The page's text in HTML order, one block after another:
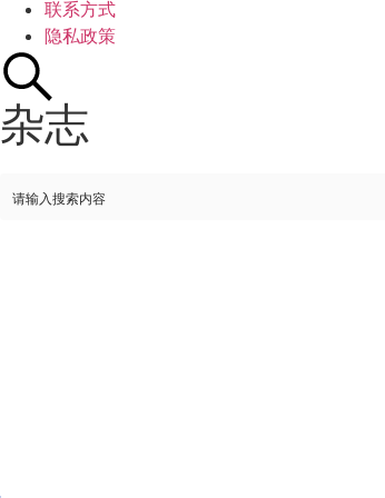
联系方式
隐私政策
杂志